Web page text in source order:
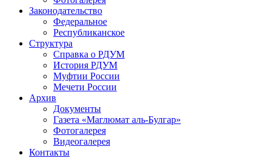
Законодательство
Федеральное
Республиканское
Структура
Справка о РДУМ
История РДУМ
Муфтии России
Мечети России
Архив
Документы
Газета «Маглюмат аль-Булгар»
Фотогалерея
Видеогалерея
Контакты